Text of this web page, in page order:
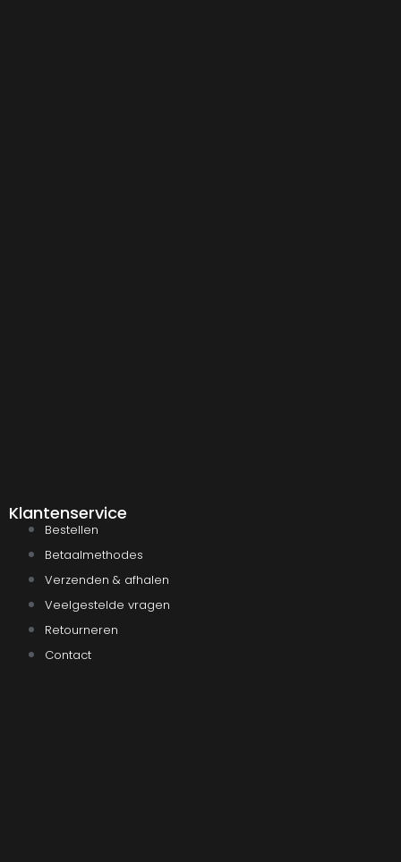
Klantenservice
Bestellen
Betaalmethodes
Verzenden & afhalen
Veelgestelde vragen
Retourneren
Contact